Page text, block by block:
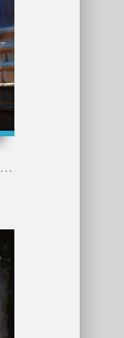
Император Пограничья 4 - Евгений Астахов, Саша Токсик